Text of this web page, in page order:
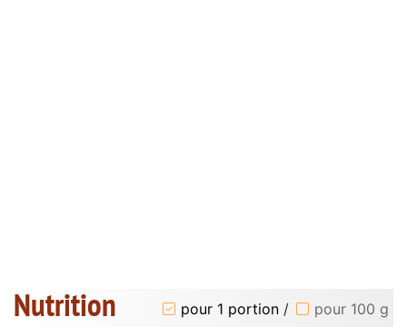
Nutrition pour 1 portion / pour 100 g